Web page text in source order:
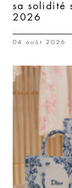
sa solidité
2026
04 août 2026